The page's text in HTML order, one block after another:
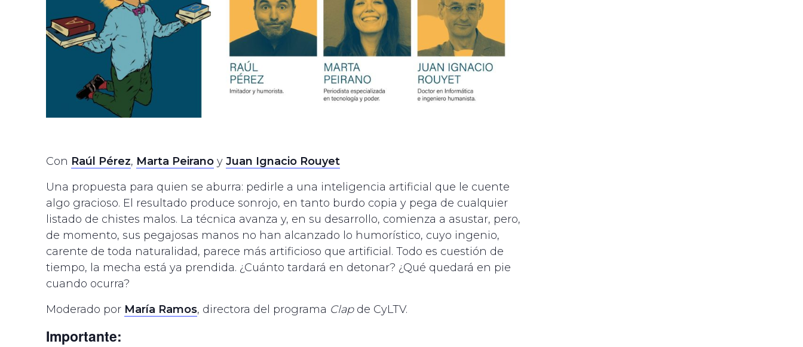
Con Raúl Pérez, Marta Peirano y Juan Ignacio Rouyet
Una propuesta para quien se aburra: pedirle a una inteligencia artificial que le cuente
algo gracioso. El resultado produce sonrojo, en tanto burdo copia y pega de cualquier
listado de chistes malos. La técnica avanza y, en su desarrollo, comienza a asustar, pero,
de momento, sus pegajosas manos no han alcanzado lo humorístico, cuyo ingenio,
carente de toda naturalidad, parece más artificioso que artificial. Todo es cuestión de
tiempo, la mecha está ya prendida. ¿Cuánto tardará en detonar? ¿Qué quedará en pie
cuando ocurra?
Moderado por María Ramos, directora del programa Clapde CyLTV.
Importante: